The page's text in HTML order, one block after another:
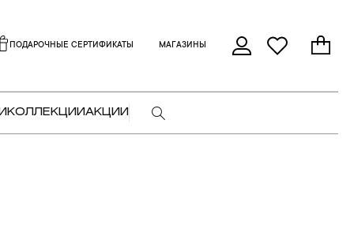
ПОДАРОЧНЫЕ СЕРТИФИКАТЫ МАГАЗИНЫ
КОЛЛЕКЦИИАКЦИИ